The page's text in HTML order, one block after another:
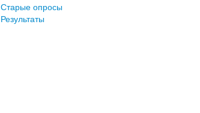
Старые опросы
Результаты